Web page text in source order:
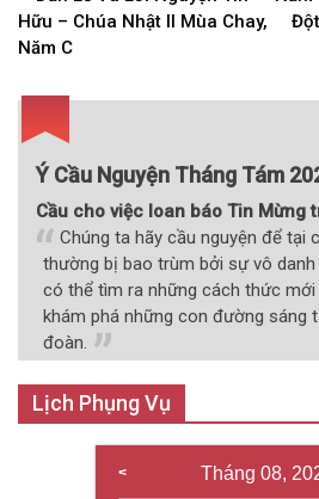
hướng
bài
Hữu – Chúa Nhật II Mùa Chay,
Năm C
Ý Cầu Nguyện Tháng Tám
Cầu cho việc loan báo Tin Mừng
Chúng ta hãy cầu nguyện để tại
thường bị bao trùm bởi sự vô
có thể tìm ra những cách thức mới
khám phá những con đường sáng
đoàn.
Lịch Phụng Vụ
Tháng 08,